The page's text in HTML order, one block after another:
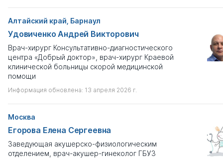
Алтайский край, Барнаул
Удовиченко Андрей Викторович
Врач-хирург Консультативно-диагностического
центра «Добрый доктор», врач-хирург Краевой
клинической больницы скорой медицинской
помощи
Информация обновлена: 13 апреля 2026 г.
Москва
Егорова Елена Сергеевна
Заведующая акушерско-физиологическим
отделением, врач-акушер-гинеколог ГБУЗ